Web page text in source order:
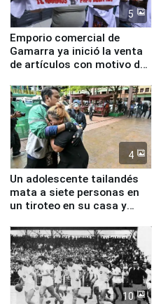
5
Emporio comercial de
Gamarra ya inició la venta
de artículos con motivo de
4
Un adolescente tailandés
mata a siete personas en
un tiroteo en su casa y
10